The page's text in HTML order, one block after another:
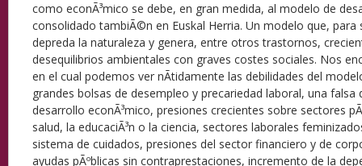
como econÃ³mico se debe, en gran medida, al modelo de
consolidado tambiÃ©n en Euskal Herria. Un modelo que,
depreda la naturaleza y genera, entre otros trastornos,
desequilibrios ambientales con graves costes sociales. Nos
en el cual podemos ver nÃ­tidamente las debilidades del
grandes bolsas de desempleo y precariedad laboral, una
desarrollo econÃ³mico, presiones crecientes sobre sectores
salud, la educaciÃ³n o la ciencia, sectores laborales
sistema de cuidados, presiones del sector financiero y de
ayudas pÃºblicas sin contraprestaciones, incremento de la